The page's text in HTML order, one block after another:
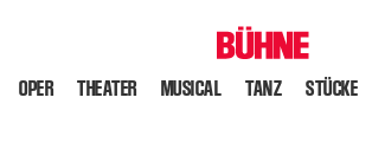
OPER THEATER MUSICAL TANZ STÜCKE